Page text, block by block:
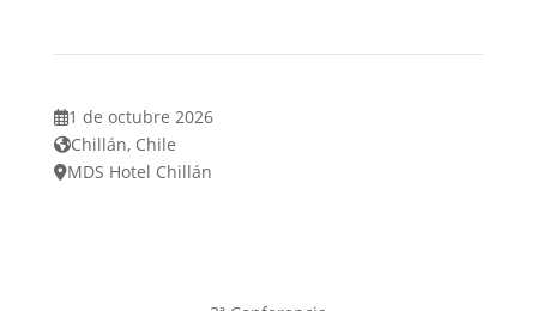
1 de octubre 2026
Chillán, Chile
MDS Hotel Chillán